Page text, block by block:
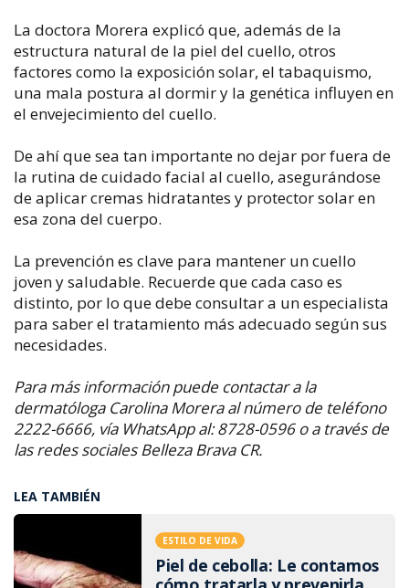
La doctora Morera explicó que, además de la
estructura natural de la piel del cuello, otros
factores como la exposición solar, el tabaquismo,
una mala postura al dormir y la genética influyen en
el envejecimiento del cuello.
De ahí que sea tan importante no dejar por fuera de
la rutina de cuidado facial al cuello, asegurándose
de aplicar cremas hidratantes y protector solar en
esa zona del cuerpo.
La prevención es clave para mantener un cuello
joven y saludable. Recuerde que cada caso es
distinto, por lo que debe consultar a un especialista
para saber el tratamiento más adecuado según sus
necesidades.
Para más información puede contactar a la
dermatóloga Carolina Morera al número de teléfono
2222-6666, vía WhatsApp al: 8728-0596 o a través de
las redes sociales Belleza Brava CR.
LEA TAMBIÉN
ESTILO DE VIDA
Piel de cebolla: Le contamos